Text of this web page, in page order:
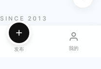
SINCE 2013
发布 我的